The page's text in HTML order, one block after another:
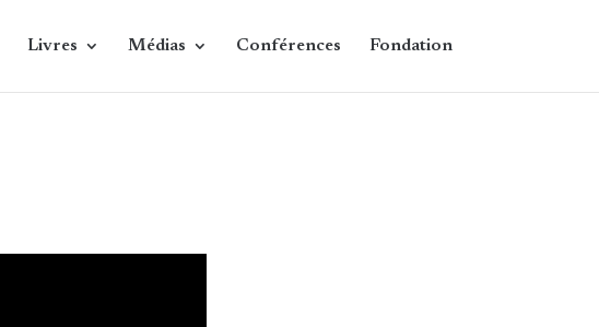
Livres Médias Conférences Fondation